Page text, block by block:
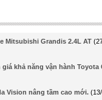
Mitsubishi Grandis 2.4L AT
giá khả năng vận hành Toyota
Vision nâng tầm cao mới.